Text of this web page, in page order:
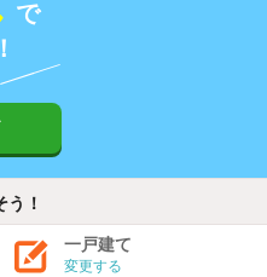
で
！
一戸建て
変更する